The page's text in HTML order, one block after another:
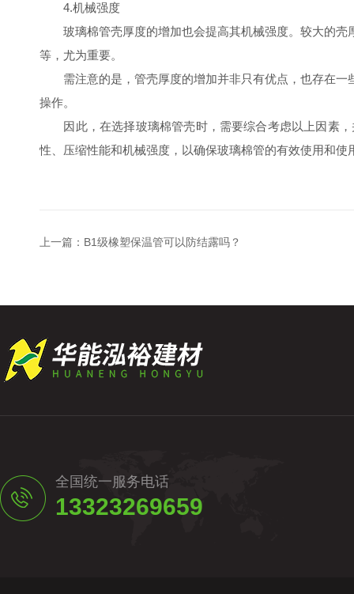
4.机械强度
玻璃棉管壳厚度的增加也会提高其机械强度。较大的壳
等，尤为重要。
需注意的是，管壳厚度的增加并非只有优点，也存在一
操作。
因此，在选择玻璃棉管壳时，需要综合考虑以上因素，
性、压缩性能和机械强度，以确保玻璃棉管的有效使用和使
上一篇： B1级橡塑保温管可以防结露吗？
全国统一服务电话
13323269659